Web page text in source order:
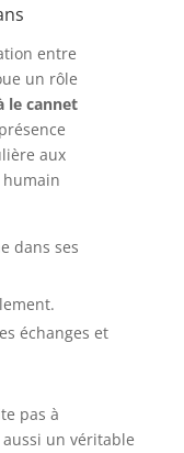
entre
un rôle
le cannet
aux
dans ses
échanges et
pas à
un véritable